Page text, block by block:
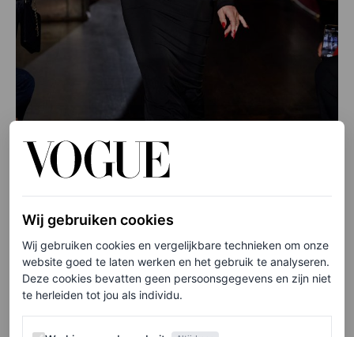
©SHUTTERSTOCK
Het publiek en de pers werden wild van Fox' debuut op de
Wij gebruiken cookies
Wij gebruiken cookies en vergelijkbare technieken om onze
website goed te laten werken en het gebruik te analyseren.
Deze cookies bevatten geen persoonsgegevens en zijn niet
te herleiden tot jou als individu.
Werking van de website